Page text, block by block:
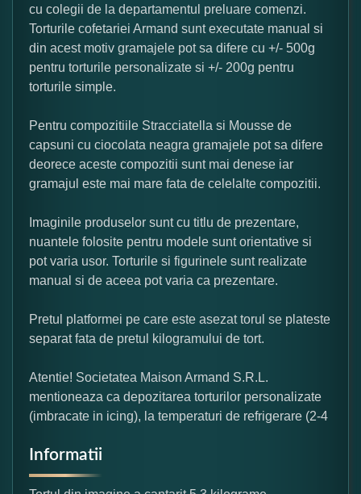
cu colegii de la departamentul preluare comenzi.
Torturile cofetariei Armand sunt executate manual si
din acest motiv gramajele pot sa difere cu +/- 500g
pentru torturile personalizate si +/- 200g pentru
torturile simple.
Pentru compozitiile Stracciatella si Mousse de
capsuni cu ciocolata neagra gramajele pot sa difere
deorece aceste compozitii sunt mai denese iar
gramajul este mai mare fata de celelalte compozitii.
Imaginile produselor sunt cu titlu de prezentare,
nuantele folosite pentru modele sunt orientative si
pot varia usor. Torturile si figurinele sunt realizate
manual si de aceea pot varia ca prezentare.
Pretul platformei pe care este asezat torul se plateste
separat fata de pretul kilogramului de tort.
Atentie! Societatea Maison Armand S.R.L.
mentioneaza ca depozitarea torturilor personalizate
(imbracate in icing), la temperaturi de refrigerare (2-4
Informatii